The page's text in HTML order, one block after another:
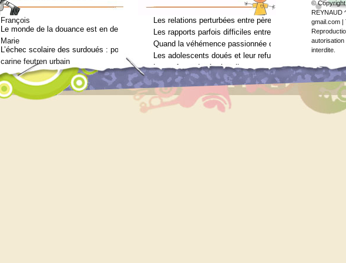
François
Le monde de la douance est en deuil : Jean-Charles Terrassier n’est plus
Marie
L’échec scolaire des surdoués : pourquoi ? (Journal des femmes, juin 2012)
carine feutren urbain
Petit lexique en lien avec le surdouement à l’usage des néophytes
Marie
Qui consulter pour un bilan psychométrique ?
Siouplet
Qui consulter pour un bilan psychométrique ?
Les relations perturbées entre père et fils (Arielle Adda
Les rapports parfois difficiles entre parents et enfants
Quand la véhémence passionnée des enfants doués va
Les adolescents doués et leur refus de voir un
Les enfants doués, hostiles au psychologue (Arielle
© Copyright
REYNAUD
gmail.com |
interdite.